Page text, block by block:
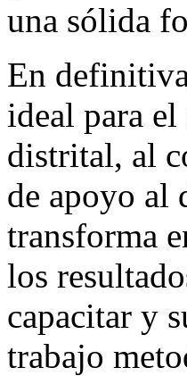
una sólida
En
ideal para
distrital, al
de apoyo al
transforma
los
capacitar y
trabajo